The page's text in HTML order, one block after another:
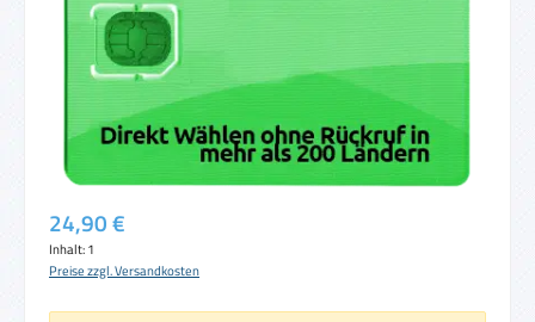
Regulärer Preis:
24,90 €
Inhalt:1
Preise zzgl. Versandkosten